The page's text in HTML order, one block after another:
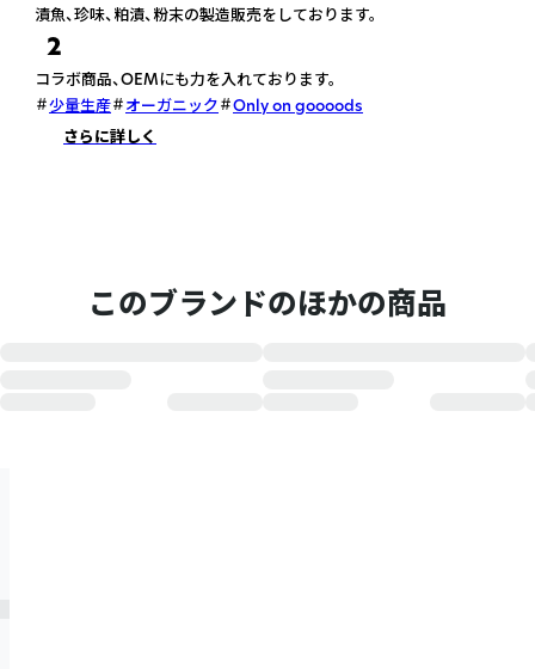
漬魚、珍味、粕漬、粉末の製造販売をしております。
2
コラボ商品、OEMにも力を入れております。
少量生産
オーガニック
Only on goooods
さらに詳しく
このブランドのほかの商品